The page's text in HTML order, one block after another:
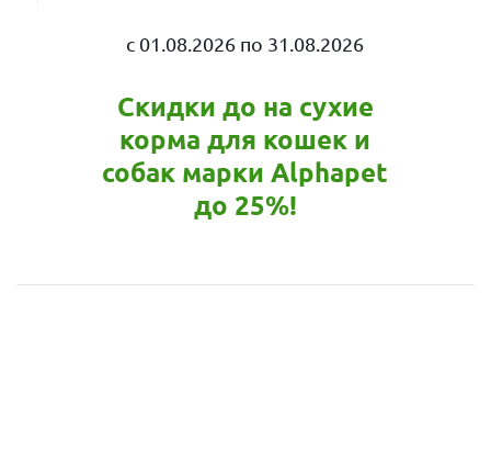
c 01.08.2026 по 31.08.2026
Скидки до на сухие
корма для кошек и
собак марки Alphapet
до 25%!